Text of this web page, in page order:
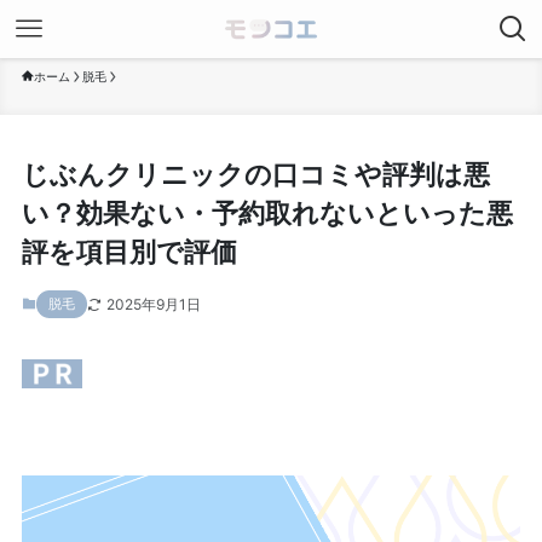
ホーム 脱毛
じぶんクリニックの口コミや評判は悪
い？効果ない・予約取れないといった悪
評を項目別で評価
脱毛 2025年9月1日